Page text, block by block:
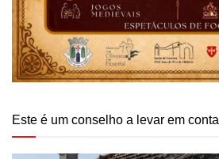
Este é um conselho a levar em conta